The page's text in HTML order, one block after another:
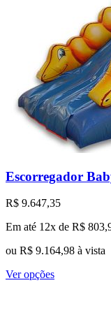
Escorregador
R$ 9.647,35
Em até 12x de R$
ou R$ 9.164,98 à vista
Ver opçõesEste